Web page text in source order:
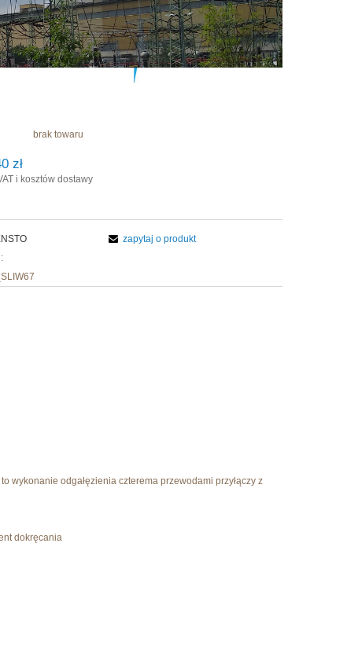
brak towaru
zł
i kosztów dostawy
zapytaj o produkt
wykonanie odgałęzienia czterema przewodami przyłączy z
dokręcania